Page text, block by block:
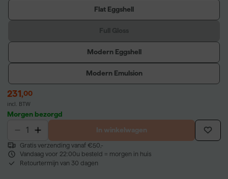
Flat Eggshell
Modern Eggshell
Modern Emulsion
231,00
incl. BTW
Morgen bezorgd
In winkelwagen
Gratis verzending vanaf €50,-
Vandaag voor 22:00u besteld = morgen in huis
Retourtermijn van 30 dagen